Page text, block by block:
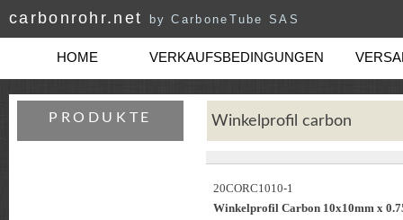
carbonrohr.net by CarboneTube SAS
HOME VERKAUFSBEDINGUNGEN
PRODUKTE Winkelprofil carbon
20CORC1010-1
Winkelprofil Carbon 10x10mm x